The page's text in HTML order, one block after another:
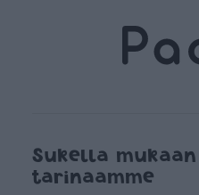
Sukella mukaan
tarinaamme